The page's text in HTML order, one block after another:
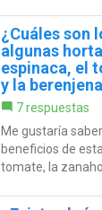
¿Cuáles son
algunas
espinaca, el
y la
7 respuestas
Me gustaría
beneficios de
tomate, la